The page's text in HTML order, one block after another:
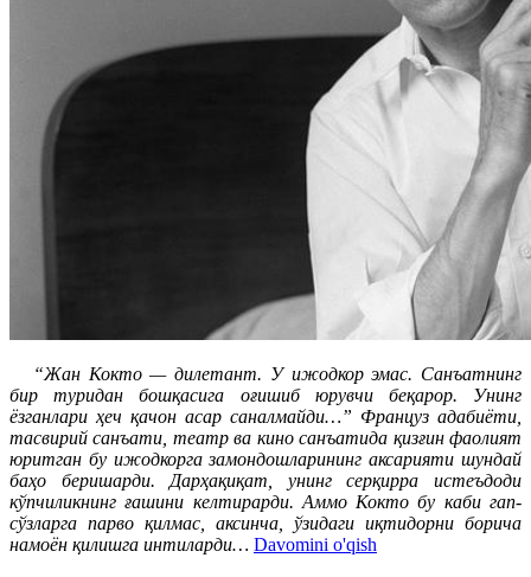
“Жан Кокто — дилетант. У ижодкор эмас. Санъатнинг
бир туридан бошқасига оғишиб юрувчи беқарор. Унинг
ёзганлари ҳеч қачон асар саналмайди…” Француз адабиёти,
тасвирий санъати, театр ва кино санъатида қизғин фаолият
юритган бу ижодкорга замондошларининг аксарияти шундай
баҳо беришарди. Дарҳақиқат, унинг серқирра истеъдоди
кўпчиликнинг ғашини келтирарди. Аммо Кокто бу каби гап-
сўзларга парво қилмас, аксинча, ўзидаги иқтидорни борича
намоён қилишга интиларди… Davomini o'qish